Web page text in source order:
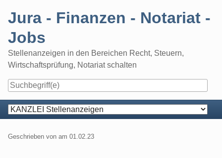
Jura - Finanzen - Notariat -
Jobs
Stellenanzeigen in den Bereichen Recht, Steuern,
Wirtschaftsprüfung, Notariat schalten
Navigation
Geschrieben von am 01.02.23